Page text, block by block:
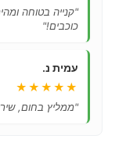
"קנייה בטוחה
כוכבים!"
עמית נ.
★★★★★
"ממליץ בחום,